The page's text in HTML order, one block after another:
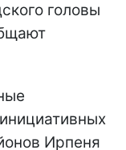
головы
Ирпеня